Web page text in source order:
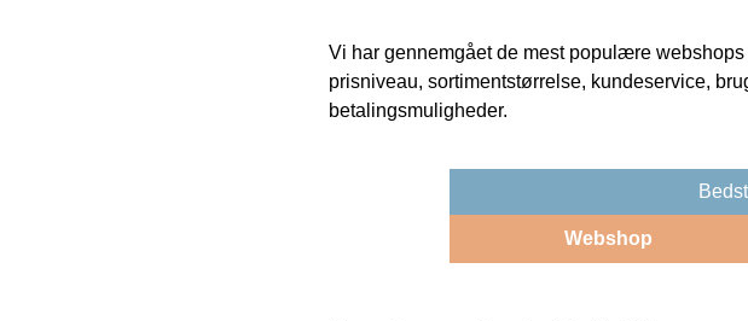
Vi har gennemgået de mest populære
prisniveau, sortimentstørrelse, kundeservice,
betalingsmuligheder.
Webshop